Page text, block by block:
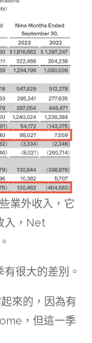
業外收入，它
入，Net
很大的差別。
來的，因為有
，但這一季